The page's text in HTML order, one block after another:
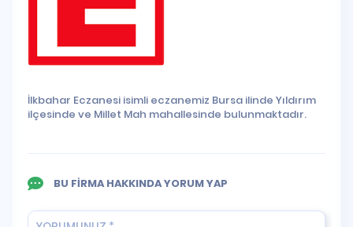
İlkbahar Eczanesi isimli eczanemiz Bursa ilinde Yıldırım
ilçesinde ve Millet Mah mahallesinde bulunmaktadır.
BU FİRMA HAKKINDA YORUM YAP